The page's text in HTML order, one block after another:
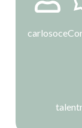
carlosoce